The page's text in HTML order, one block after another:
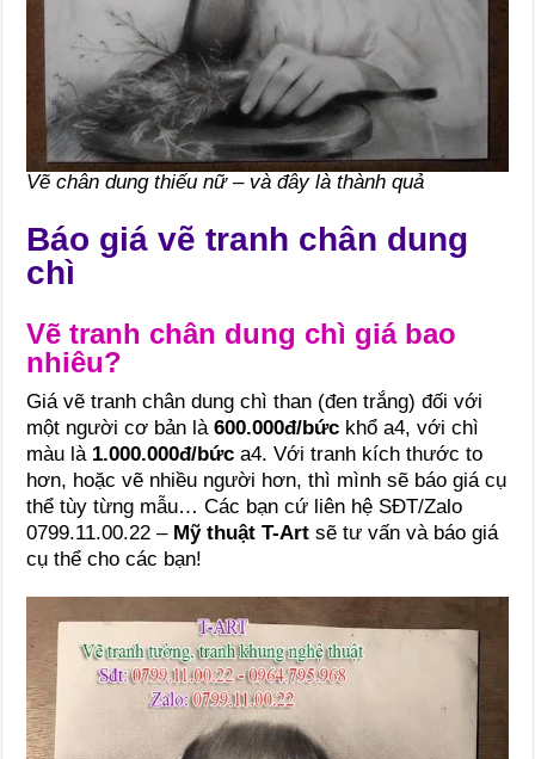
Vẽ chân dung thiếu nữ – và đây là thành quả
Báo giá vẽ tranh chân dung
chì
Vẽ tranh chân dung chì giá bao
nhiêu?
Giá vẽ tranh chân dung chì than (đen trắng) đối với
một người cơ bản là600.000đ/bức khổ a4, với chì
màu là 1.000.000đ/bức a4. Với tranh kích thước to
hơn, hoặc vẽ nhiều người hơn, thì mình sẽ báo giá cụ
thể tùy từng mẫu… Các bạn cứ liên hệ SĐT/Zalo
0799.11.00.22 – Mỹ thuật T-Art sẽ tư vấn và báo giá
cụ thể cho các bạn!